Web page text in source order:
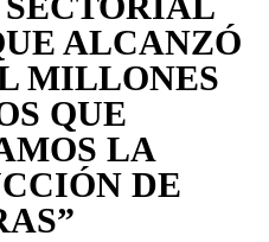
ALCANZÓ
MILLONES
QUE
LA
DE